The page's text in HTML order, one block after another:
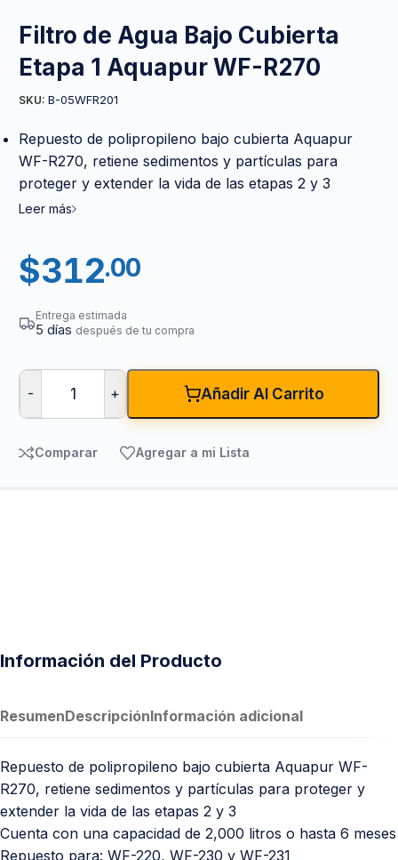
Filtro de Agua Bajo Cubierta
Etapa 1 Aquapur WF-R270
SKU: B-05WFR201
Repuesto de polipropileno bajo cubierta Aquapur
WF-R270, retiene sedimentos y partículas para
proteger y extender la vida de las etapas 2 y 3
Leer más
$312.00
Entrega estimada
5 días después de tu compra
- + Añadir Al Carrito
Comparar Agregar a mi Lista
Información del Producto
ResumenDescripciónInformación adicional
Repuesto de polipropileno bajo cubierta Aquapur WF-
R270, retiene sedimentos y partículas para proteger y
extender la vida de las etapas 2 y 3
Cuenta con una capacidad de 2,000 litros o hasta 6 meses
Repuesto para: WF-220, WF-230 y WF-231